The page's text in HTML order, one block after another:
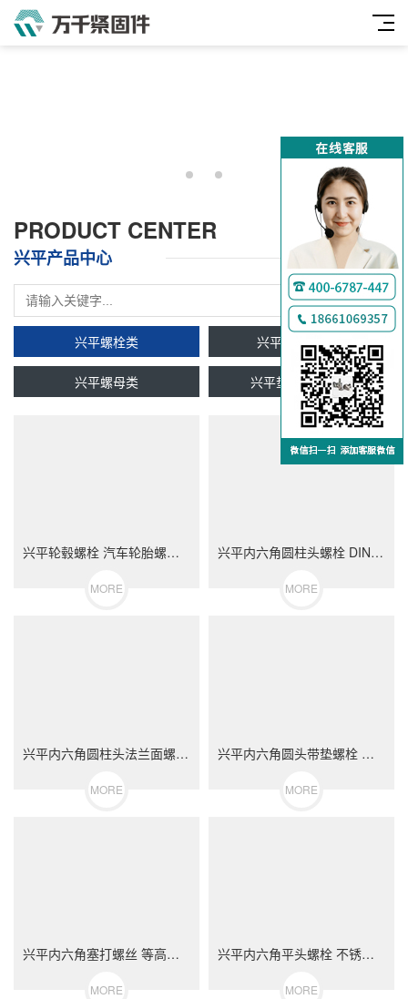
PRODUCT CENTER
兴平产品中心
兴平螺栓类 兴平双头牙条类
兴平螺母类 兴平垫圈及挡圈类
兴平轮毂螺栓 汽车轮胎螺丝 不锈钢（304/316）碳钢 合金钢
MORE
兴平内六角圆柱头螺栓 DIN912 不锈钢（304/316）碳钢 合金钢
MORE
兴平内六角圆柱头法兰面螺栓 不锈钢（304/316）碳钢 合金钢
MORE
兴平内六角圆头带垫螺栓 不锈钢（304/316）碳钢 合金钢
MORE
兴平内六角塞打螺丝 等高限位螺栓 不锈钢（304/316）碳钢 合金钢
MORE
兴平内六角平头螺栓 不锈钢（304/316）碳钢 合金钢
MORE